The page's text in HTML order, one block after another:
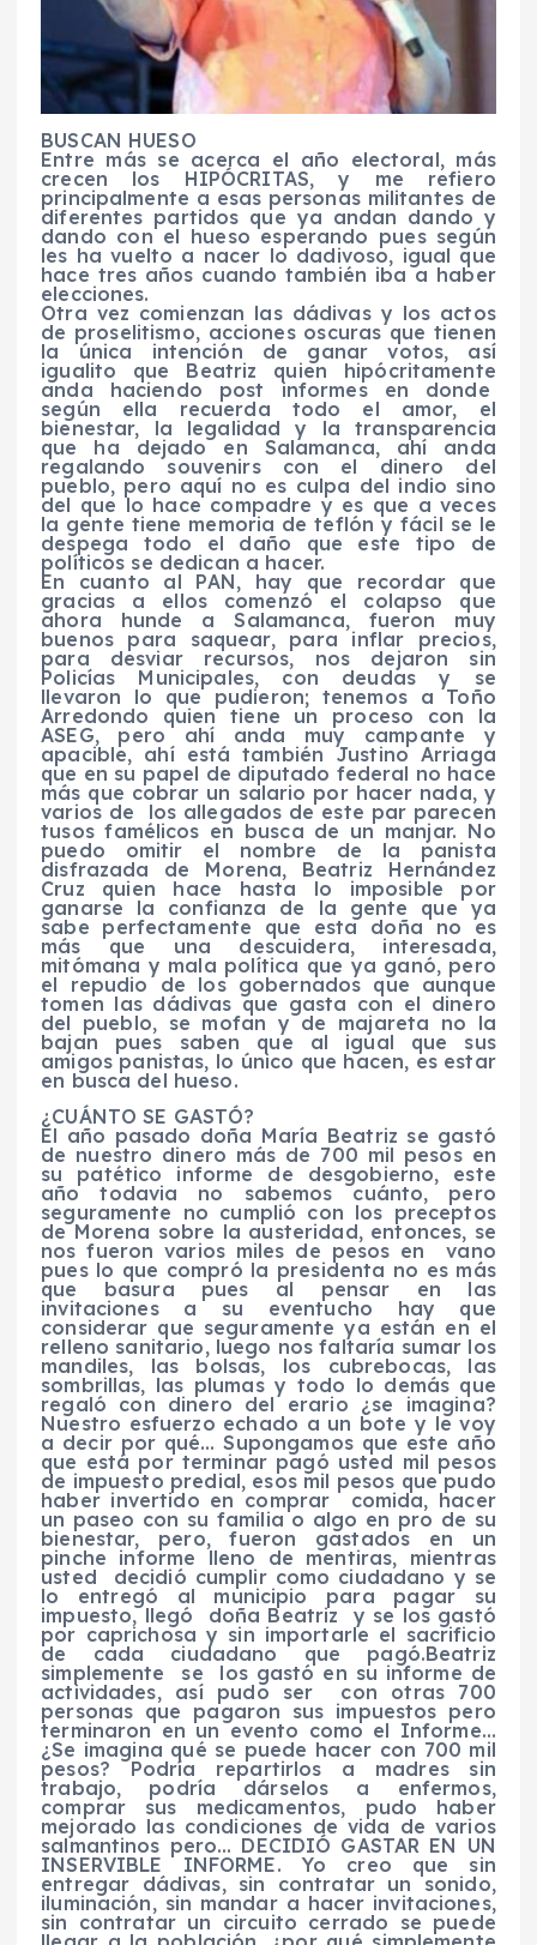
BUSCAN HUESO
Entre más se acerca el año electoral, más
crecen los HIPÓCRITAS, y me refiero
principalmente a esas personas militantes de
diferentes partidos que ya andan dando y
dando con el hueso esperando pues según
les ha vuelto a nacer lo dadivoso, igual que
hace tres años cuando también iba a haber
elecciones.
Otra vez comienzan las dádivas y los actos
de proselitismo, acciones oscuras que tienen
la única intención de ganar votos, así
igualito que Beatriz quien hipócritamente
anda haciendo post informes en donde
según ella recuerda todo el amor, el
bienestar, la legalidad y la transparencia
que ha dejado en Salamanca, ahí anda
regalando souvenirs con el dinero del
pueblo, pero aquí no es culpa del indio sino
del que lo hace compadre y es que a veces
la gente tiene memoria de teflón y fácil se le
despega todo el daño que este tipo de
políticos se dedican a hacer.
En cuanto al PAN, hay que recordar que
gracias a ellos comenzó el colapso que
ahora hunde a Salamanca, fueron muy
buenos para saquear, para inflar precios,
para desviar recursos, nos dejaron sin
Policías Municipales, con deudas y se
llevaron lo que pudieron; tenemos a Toño
Arredondo quien tiene un proceso con la
ASEG, pero ahí anda muy campante y
apacible, ahí está también Justino Arriaga
que en su papel de diputado federal no hace
más que cobrar un salario por hacer nada, y
varios de los allegados de este par parecen
tusos famélicos en busca de un manjar. No
puedo omitir el nombre de la panista
disfrazada de Morena, Beatriz Hernández
Cruz quien hace hasta lo imposible por
ganarse la confianza de la gente que ya
sabe perfectamente que esta doña no es
más que una descuidera, interesada,
mitómana y mala política que ya ganó, pero
el repudio de los gobernados que aunque
tomen las dádivas que gasta con el dinero
del pueblo, se mofan y de majareta no la
bajan pues saben que al igual que sus
amigos panistas, lo único que hacen, es estar
en busca del hueso.
¿CUÁNTO SE GASTÓ?
El año pasado doña María Beatriz se gastó
de nuestro dinero más de 700 mil pesos en
su patético informe de desgobierno, este
año todavia no sabemos cuánto, pero
seguramente no cumplió con los preceptos
de Morena sobre la austeridad, entonces, se
nos fueron varios miles de pesos en vano
pues lo que compró la presidenta no es más
que basura pues al pensar en las
invitaciones a su eventucho hay que
considerar que seguramente ya están en el
relleno sanitario, luego nos faltaría sumar los
mandiles, las bolsas, los cubrebocas, las
sombrillas, las plumas y todo lo demás que
regaló con dinero del erario ¿se imagina?
Nuestro esfuerzo echado a un bote y le voy
a decir por qué… Supongamos que este año
que está por terminar pagó usted mil pesos
de impuesto predial, esos mil pesos que pudo
haber invertido en comprar comida, hacer
un paseo con su familia o algo en pro de su
bienestar, pero, fueron gastados en un
pinche informe lleno de mentiras, mientras
usted decidió cumplir como ciudadano y se
lo entregó al municipio para pagar su
impuesto, llegó doña Beatriz y se los gastó
por caprichosa y sin importarle el sacrificio
de cada ciudadano que pagó.Beatriz
simplemente se los gastó en su informe de
actividades, así pudo ser con otras 700
personas que pagaron sus impuestos pero
terminaron en un evento como el Informe…
¿Se imagina qué se puede hacer con 700 mil
pesos? Podría repartirlos a madres sin
trabajo, podría dárselos a enfermos,
comprar sus medicamentos, pudo haber
mejorado las condiciones de vida de varios
salmantinos pero… DECIDIÓ GASTAR EN UN
INSERVIBLE INFORME. Yo creo que sin
entregar dádivas, sin contratar un sonido,
iluminación, sin mandar a hacer invitaciones,
sin contratar un circuito cerrado se puede